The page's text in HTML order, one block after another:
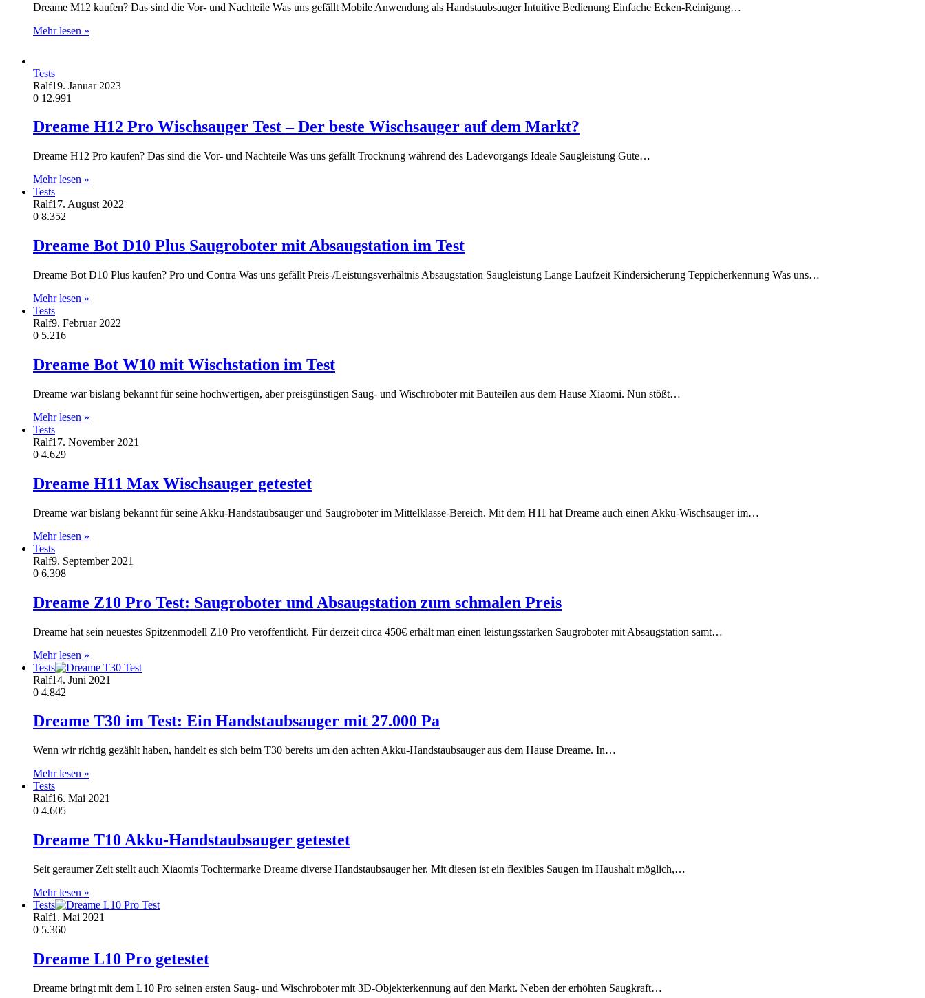
Dreame M12 kaufen? Das sind die Vor- und Nachteile Was uns gefällt Mobile Anwendung als Handstaubsauger Intuitive Bedienung Einfache Ecken-Reinigung…
Mehr lesen »
Tests
Ralf19. Januar 2023
0 12.991
Dreame H12 Pro Wischsauger Test – Der beste Wischsauger auf dem Markt?
Dreame H12 Pro kaufen? Das sind die Vor- und Nachteile Was uns gefällt Trocknung während des Ladevorgangs Ideale Saugleistung Gute…
Mehr lesen »
Tests
Ralf17. August 2022
0 8.352
Dreame Bot D10 Plus Saugroboter mit Absaugstation im Test
Dreame Bot D10 Plus kaufen? Pro und Contra Was uns gefällt Preis-/Leistungsverhältnis Absaugstation Saugleistung Lange Laufzeit Kindersicherung Teppicherkennung Was uns…
Mehr lesen »
Tests
Ralf9. Februar 2022
0 5.216
Dreame Bot W10 mit Wischstation im Test
Dreame war bislang bekannt für seine hochwertigen, aber preisgünstigen Saug- und Wischroboter mit Bauteilen aus dem Hause Xiaomi. Nun stößt…
Mehr lesen »
Tests
Ralf17. November 2021
0 4.629
Dreame H11 Max Wischsauger getestet
Dreame war bislang bekannt für seine Akku-Handstaubsauger und Saugroboter im Mittelklasse-Bereich. Mit dem H11 hat Dreame auch einen Akku-Wischsauger im…
Mehr lesen »
Tests
Ralf9. September 2021
0 6.398
Dreame Z10 Pro Test: Saugroboter und Absaugstation zum schmalen Preis
Dreame hat sein neuestes Spitzenmodell Z10 Pro veröffentlicht. Für derzeit circa 450€ erhält man einen leistungsstarken Saugroboter mit Absaugstation samt…
Mehr lesen »
Tests
Ralf14. Juni 2021
0 4.842
Dreame T30 im Test: Ein Handstaubsauger mit 27.000 Pa
Wenn wir richtig gezählt haben, handelt es sich beim T30 bereits um den achten Akku-Handstaubsauger aus dem Hause Dreame. In…
Mehr lesen »
Tests
Ralf16. Mai 2021
0 4.605
Dreame T10 Akku-Handstaubsauger getestet
Seit geraumer Zeit stellt auch Xiaomis Tochtermarke Dreame diverse Handstaubsauger her. Mit diesen ist ein flexibles Saugen im Haushalt möglich,…
Mehr lesen »
Tests
Ralf1. Mai 2021
0 5.360
Dreame L10 Pro getestet
Dreame bringt mit dem L10 Pro seinen ersten Saug- und Wischroboter mit 3D-Objekterkennung auf den Markt. Neben der erhöhten Saugkraft…